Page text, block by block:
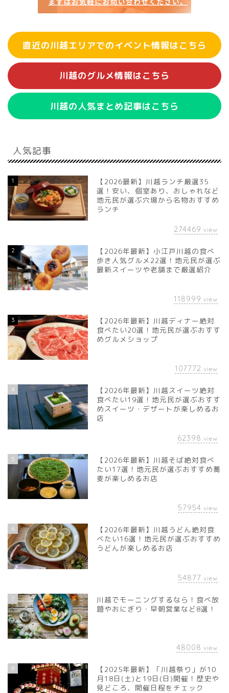
直近の川越エリアでのイベント情報はこちら
川越のグルメ情報はこちら
川越の人気まとめ記事はこちら
人気記事
1
【2026最新】川越ランチ厳選35
選！安い、個室あり、おしゃれなど
地元民が選ぶ穴場から名物おすすめ
ランチ
274469 view
2
【2026年最新】小江戸川越の食べ
歩き人気グルメ22選！地元民が選ぶ
最新スイーツや老舗まで厳選紹介
118999 view
3
【2026年最新】川越ディナー絶対
食べたい20選！地元民が選ぶおすす
めグルメショップ
107772 view
4
【2026年最新】川越スイーツ絶対
食べたい19選！地元民が選ぶおすす
めスイーツ・デザートが楽しめるお
店
62398 view
5
【2026年最新】川越そば絶対食べ
たい17選！地元民が選ぶおすすめ蕎
麦が楽しめるお店
57954 view
6
【2026年最新】川越うどん絶対食
べたい16選！地元民が選ぶおすすめ
うどんが楽しめるお店
54877 view
7
川越でモーニングするなら！食べ放
題やおにぎり・早朝営業など8選！
48008 view
8
【2025年最新】「川越祭り」が10
月18日(土)と19日(日)開催！歴史や
見どころ、開催日程をチェック